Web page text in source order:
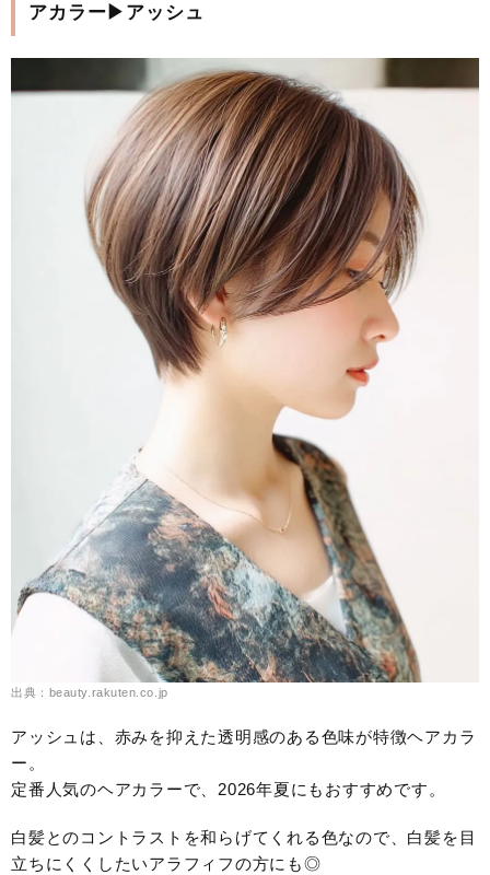
アカラー▶アッシュ
出典：beauty.rakuten.co.jp
アッシュは、赤みを抑えた透明感のある色味が特徴ヘアカラ
ー。
定番人気のヘアカラーで、2026年夏にもおすすめです。
白髪とのコントラストを和らげてくれる色なので、白髪を目
立ちにくくしたいアラフィフの方にも◎